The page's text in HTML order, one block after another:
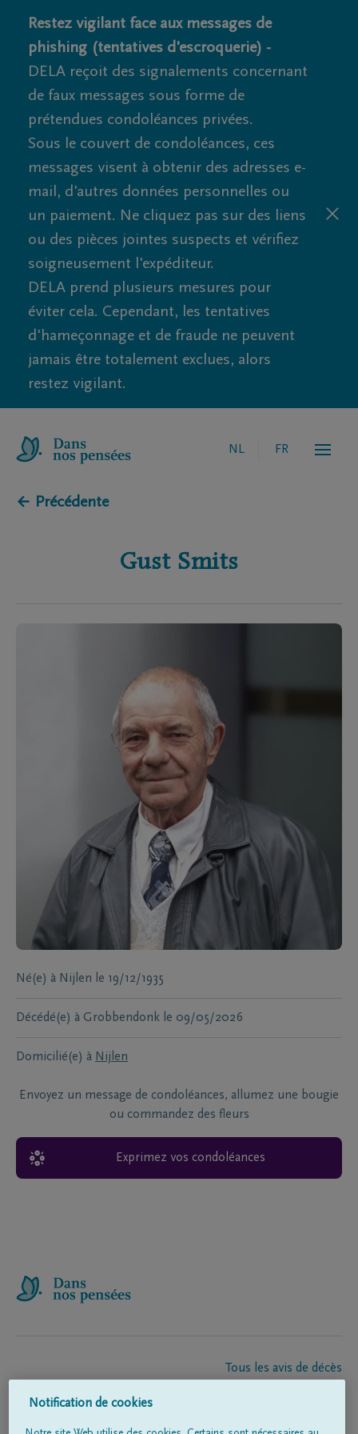
Restez vigilant face aux messages de
phishing (tentatives d'escroquerie) -
DELA reçoit des signalements concernant
de faux messages sous forme de
prétendues condoléances privées.
Sous le couvert de condoléances, ces
messages visent à obtenir des adresses e-
mail, d'autres données personnelles ou
un paiement. Ne cliquez pas sur des liens
ou des pièces jointes suspects et vérifiez
soigneusement l'expéditeur.
DELA prend plusieurs mesures pour
éviter cela. Cependant, les tentatives
d'hameçonnage et de fraude ne peuvent
jamais être totalement exclues, alors
restez vigilant.
NL FR
← Précédente
Gust Smits
Né(e) à Nijlen le 19/12/1935
Décédé(e) à Grobbendonk le 09/05/2026
Domicilié(e) à Nijlen
Envoyez un message de condoléances, allumez une bougie
ou commandez des fleurs
Exprimez vos condoléances
Tous les avis de décès
Entrepreneur de pompes funèbres
Notification de cookies